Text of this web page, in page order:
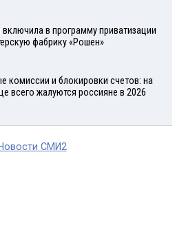
включила в программу приватизации
фабрику «Рошен»
комиссии и блокировки счетов: на
всего жалуются россияне в 2026
СМИ2